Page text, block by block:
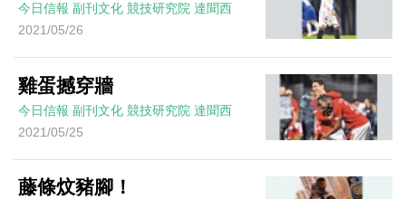
今日信報 副刊文化 競技研究院 達聞西
2021/05/26
雞蛋撼穿牆
今日信報 副刊文化 競技研究院 達聞西
2021/05/25
藤條炆豬腳！